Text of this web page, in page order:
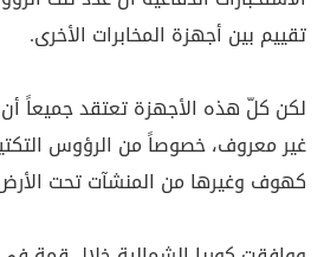
تقييم بين أجهزة المخابرات الأخرى.
لكن كلّ هذه الأجهزة تعتقد جميعاً
غير معروف، خصوصاً من الرؤوس
كهوف وغيرها من المنشآت تحت الأرض